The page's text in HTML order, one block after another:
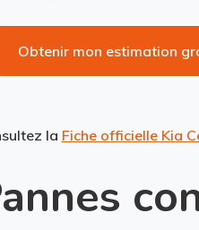
Obtenir mon estimation
la Fiche officielle Kia